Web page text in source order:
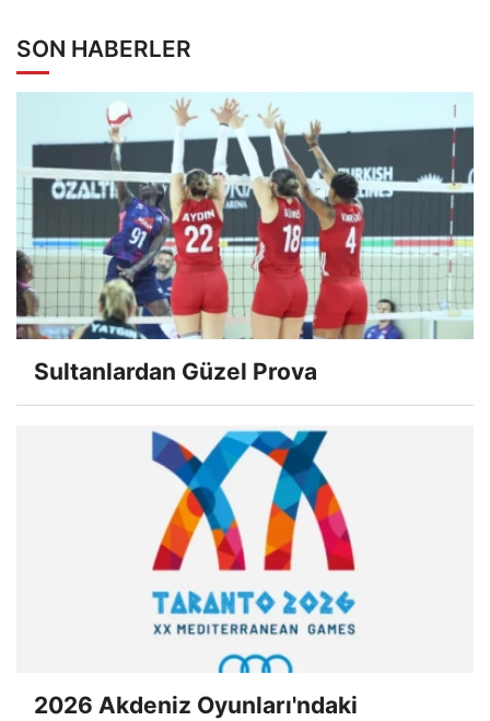
SON HABERLER
Sultanlardan Güzel Prova
2026 Akdeniz Oyunları'ndaki